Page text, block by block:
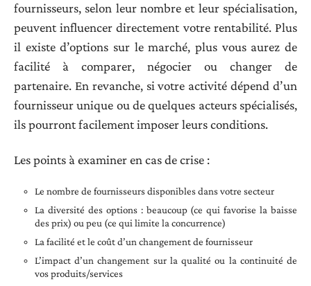
fournisseurs, selon leur nombre et leur spécialisation,
peuvent influencer directement votre rentabilité. Plus
il existe d’options sur le marché, plus vous aurez de
facilité à comparer, négocier ou changer de
partenaire. En revanche, si votre activité dépend d’un
fournisseur unique ou de quelques acteurs spécialisés,
ils pourront facilement imposer leurs conditions.
Les points à examiner en cas de crise :
Le nombre de fournisseurs disponibles dans votre secteur
La diversité des options : beaucoup (ce qui favorise la baisse
des prix) ou peu (ce qui limite la concurrence)
La facilité et le coût d’un changement de fournisseur
L’impact d’un changement sur la qualité ou la continuité de
vos produits/services